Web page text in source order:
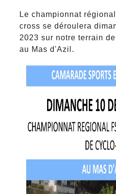
Le championnat
cross se déroulera
2023 sur notre terrain
au Mas d'Azil.